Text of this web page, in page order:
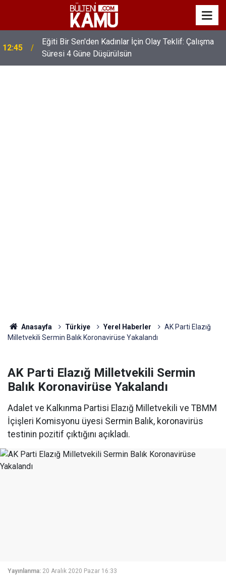
12:45
Eğiti Bir Sen'den Kadınlar İçin Olay Teklif: Çalışma
Süresi 4 Güne Düşürülsün
Anasayfa Türkiye Yerel Haberler
AK Parti Elazığ
Milletvekili Sermin Balık Koronavirüse Yakalandı
AK Parti Elazığ Milletvekili Sermin
Balık Koronavirüse Yakalandı
Adalet ve Kalkınma Partisi Elazığ Milletvekili ve TBMM
İçişleri Komisyonu üyesi Sermin Balık, koronavirüs
testinin pozitif çıktığını açıkladı.
Yayınlanma: 20 Aralık 2020 Pazar 16:33